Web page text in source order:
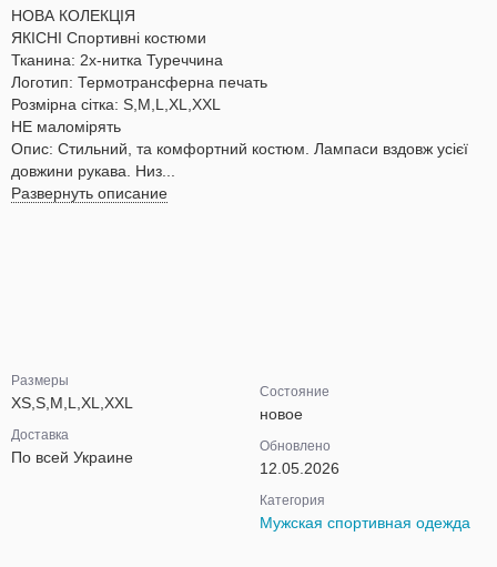
НОВА КОЛЕКЦІЯ
ЯКІСНІ Спортивні костюми
Тканина: 2х-нитка Туреччина
Логотип: Термотрансферна печать
Розмірна сітка: S,M,L,XL,XXL
НЕ маломірять
Опис: Стильний, та комфортний костюм. Лампаси вздовж усієї
довжини рукава. Низ...
Развернуть описание
Размеры
XS,S,M,L,XL,XXL
Доставка
По всей Украине
Состояние
новое
Обновлено
12.05.2026
Категория
Мужская спортивная одежда